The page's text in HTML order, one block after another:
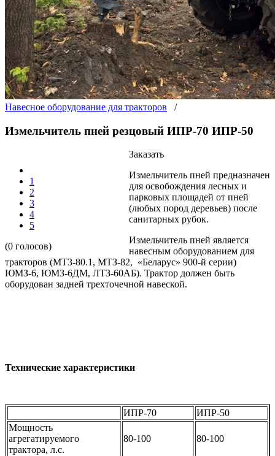
Навесное оборудование для тракторов /
Измельчитель пней резцовый ИПР-70 ИПР-50
1
2
3
4
5
(0 голосов)
Заказать
Измельчитель пней предназначен
для освобождения лесных и
парковых площадей от пней
(любых пород деревьев) после
санитарных рубок.
Измельчитель пней является
навесным оборудованием для
тракторов (МТЗ-80.1, МТЗ-82, «Беларус» 900-й серии)
ЮМЗ-6, ЮМЗ-6ДМ, ЛТЗ-60АБ). Трактор должен быть
оборудован задней трехточечной навеской.
Технические характеристики
ИПР-70
ИПР-50
Мощность
агрегатируемого
трактора, л.с.
80-100 80-100